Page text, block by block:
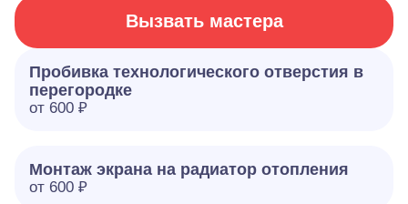
Вызвать мастера
Пробивка технологического отверстия в
перегородке
от 600 ₽
Монтаж экрана на радиатор отопления
от 600 ₽